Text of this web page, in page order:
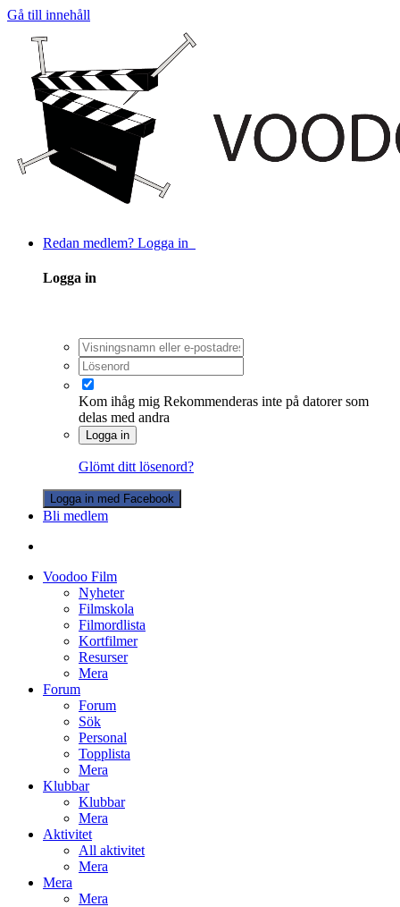
Gå till innehåll
Redan medlem? Logga in
Logga in
Kom ihåg mig Rekommenderas inte på datorer som
delas med andra
Logga in
Glömt ditt lösenord?
Logga in med Facebook
Bli medlem
Voodoo Film
Nyheter
Filmskola
Filmordlista
Kortfilmer
Resurser
Mera
Forum
Forum
Sök
Personal
Topplista
Mera
Klubbar
Klubbar
Mera
Aktivitet
All aktivitet
Mera
Mera
Mera